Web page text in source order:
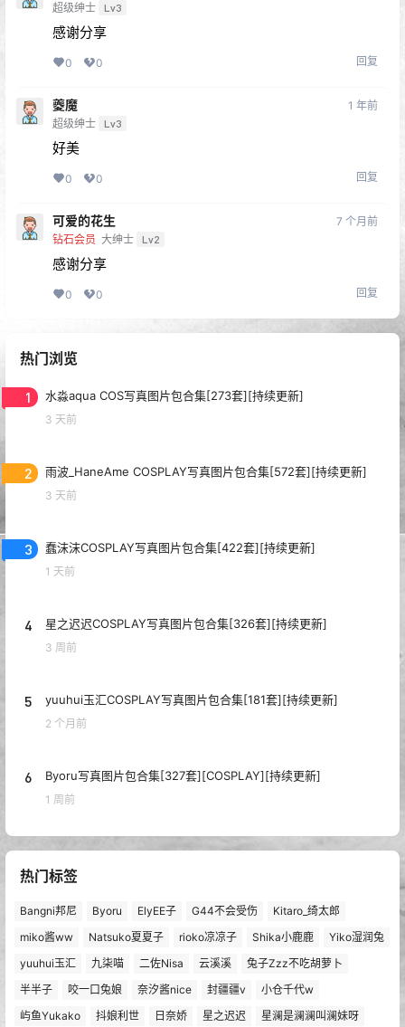
超级绅士 Lv3
感谢分享
0 0 回复
夔魔
超级绅士 Lv3
1 年前
好美
0 0 回复
可爱的花生
钻石会员 大绅士 Lv2
7 个月前
感谢分享
0 0 回复
热门浏览
1 水淼aqua COS写真图片包合集[273套][持续更新]
3 天前
2 雨波_HaneAme COSPLAY写真图片包合集[572套][持续更新]
3 天前
3 蠢沫沫COSPLAY写真图片包合集[422套][持续更新]
1 天前
4 星之迟迟COSPLAY写真图片包合集[326套][持续更新]
3 周前
5 yuuhui玉汇COSPLAY写真图片包合集[181套][持续更新]
2 个月前
6 Byoru写真图片包合集[327套][COSPLAY][持续更新]
1 周前
热门标签
Bangni邦尼 Byoru ElyEE子 G44不会受伤
Kitaro_绮太郎
miko酱ww
Natsuko夏夏子 rioko凉凉子 Shika小鹿鹿
Yiko湿润兔
yuuhui玉汇
九柒喵 二佐Nisa 云溪溪
兔子Zzz不吃胡萝卜
半半子
咬一口兔娘 奈汐酱nice 封疆疆v
小仓千代w
屿鱼Yukako
抖娘利世 日奈娇 星之迟迟 星澜是澜澜叫澜妹呀